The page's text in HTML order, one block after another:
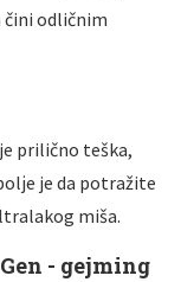
odličnim
prilično teška,
je da potražite
miša.